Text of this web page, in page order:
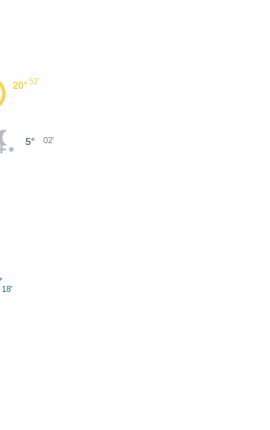
5° 02'
20° 52'
18'